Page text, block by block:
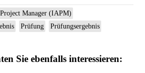
Manager (IAPM)
Prüfung Prüfungsergebnis
Sie ebenfalls interessieren: